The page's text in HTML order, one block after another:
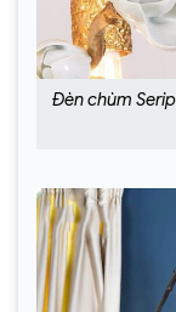
Đèn chùm